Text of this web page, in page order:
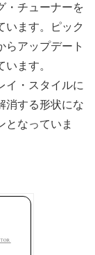
・チューナーを
います。ピック
らアップデート
ます。
イ・スタイルに
消する形状にな
となっていま